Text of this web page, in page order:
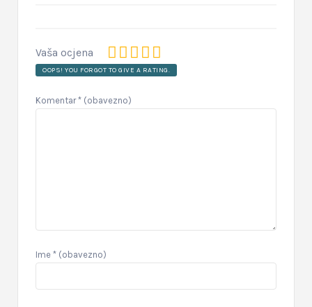
Vaša ocjena
OOPS! YOU FORGOT TO GIVE A RATING.
Komentar* (obavezno)
Ime * (obavezno)